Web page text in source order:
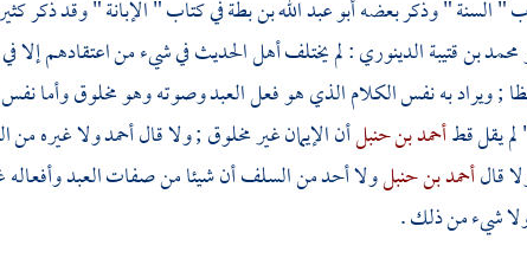
" السنة " وذكر بعضهأبو عبد الله بن بطةفي كتاب " الإبانة " وقد ذكر
محمد بن قتيبة الدينوري: لم يختلفأهل الحديثفي شيء من اعتقادهم إلا
; ويراد به نفس الكلام الذي هو فعل العبد وصوته وهو مخلوق وأما
لم يقل قطأحمد بن حنبلأن الإيمان غير مخلوق ; ولا قالأحمدولا غيره من
قالأحمد بن حنبلولا أحد منالسلفأن شيئا من صفات العبد وأفعاله
شيء من ذلك .